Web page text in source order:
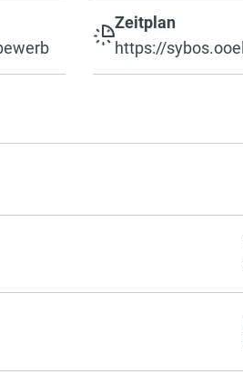
Zeitplan
https://